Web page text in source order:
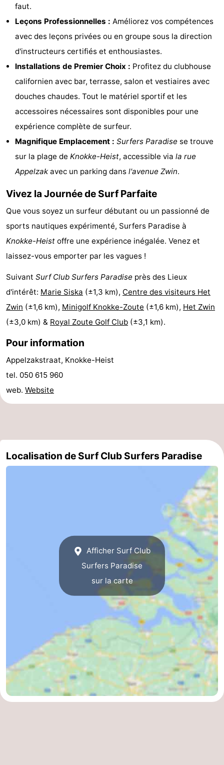
Bad
Bad
Strand
Nieuwvliet-
Waterdunen
Zonneweelde
Zwinhoeve
Last
Voir
et
Lieux
Musées
-
Points
Attractions
Terrains
-
intérieures
de
de
Villages
Terrains
de
golf
Surfen
-
Peche
-
faut.
Leçons Professionnelles : Améliorez vos compétences
avec des leçons privées ou en groupe sous la direction
d'instructeurs certifiés et enthousiastes.
Installations de Premier Choix : Profitez du clubhouse
californien avec bar, terrasse, salon et vestiaires avec
douches chaudes. Tout le matériel sportif et les
accessoires nécessaires sont disponibles pour une
expérience complète de surfeur.
Magnifique Emplacement : Surfers Paradise se trouve
sur la plage de Knokke-Heist, accessible via la rue
Appelzak avec un parking dans l'avenue Zwin.
Vivez la Journée de Surf Parfaite
Que vous soyez un surfeur débutant ou un passionné de
sports nautiques expérimenté, Surfers Paradise à
Knokke-Heist offre une expérience inégalée. Venez et
laissez-vous emporter par les vagues !
Suivant Surf Club Surfers Paradise près des Lieux
d'intérêt: Marie Siska (±1,3 km), Centre des visiteurs Het
Zwin (±1,6 km), Minigolf Knokke-Zoute (±1,6 km), Het Zwin
(±3,0 km) & Royal Zoute Golf Club (±3,1 km).
Pour information
Appelzakstraat, Knokke-Heist
tel. 050 615 960
web. Website
Localisation de Surf Club Surfers Paradise
Afficher Surf Club
Surfers Paradise
sur la carte